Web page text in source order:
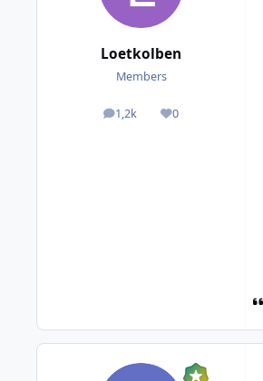
Loetkolben
Members
1,2k
posts 0
Reputation